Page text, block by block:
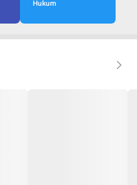
Hukum